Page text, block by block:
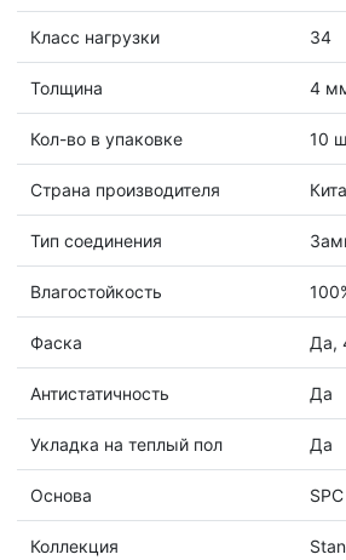
Класс нагрузки 34
Толщина 4
Кол-во в упаковке 10
Страна производителя
Тип соединения
Влагостойкость
Фаска Да,
Антистатичность Да
Укладка на теплый пол Да
Основа SPC
Коллекция